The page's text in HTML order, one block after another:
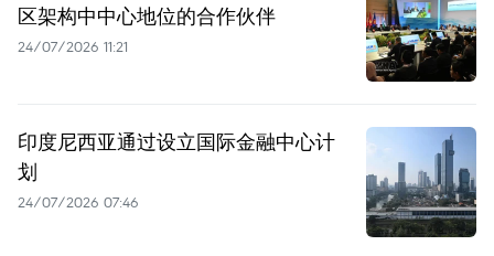
区架构中中心地位的合作伙伴
24/07/2026 11:21
印度尼西亚通过设立国际金融中心计
划
24/07/2026 07:46